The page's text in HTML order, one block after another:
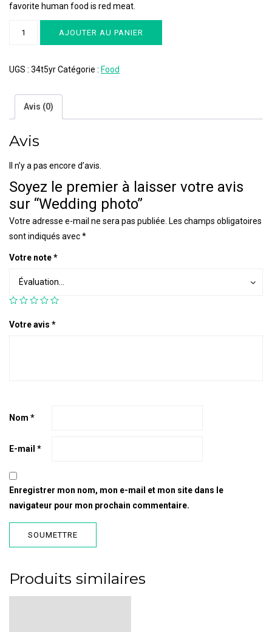
favorite human food is red meat.
photo
AJOUTER AU PANIER
UGS : 34t5yrCatégorie : Food
Avis (0)
Avis
Il n’y a pas encore d’avis.
Soyez le premier à laisser votre avis
sur “Wedding photo”
Votre adresse e-mail ne sera pas publiée. Les champs obligatoires
sont indiqués avec*
Votre note*
Évaluation...
Votre
Votre avis *
Nom *
E-mail *
Enregistrer mon nom, mon e-mail et mon site dans le
navigateur pour mon prochain commentaire.
Produits similaires